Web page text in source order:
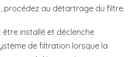
procédez au détartrage du filtre.
installé et déclenche
de filtration lorsque la